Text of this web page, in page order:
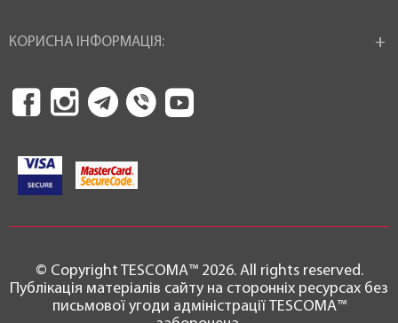
КОРИСНА ІНФОРМАЦІЯ:
© Copyright TESCOMA™ 2026. All rights reserved.
Публікація матеріалів сайту на сторонніх ресурсах без
письмової угоди адміністрації TESCOMA™